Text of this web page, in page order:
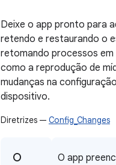
Deixe o app pronto para
retendo e restaurando o
retomando processos em
como a reprodução de
mudanças na
dispositivo.
Diretrizes — Config_Changes
O
O app